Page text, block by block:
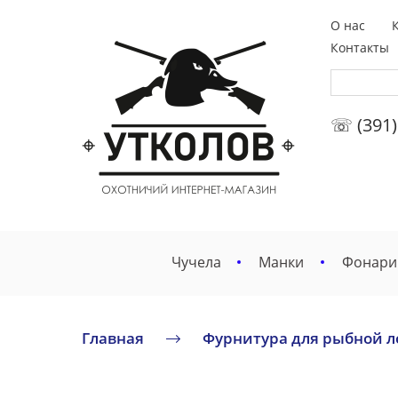
О нас
Контакты
☏ (391)
Чучела Манки Фонари
Главная Фурнитура для рыбной